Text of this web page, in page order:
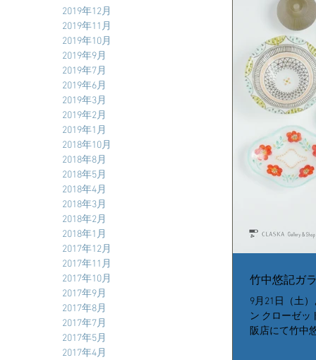
竹中悠記ガ
9月21日（土
ン クローゼッ
阪店にて竹中
2019年12月
2019年11月
2019年10月
2019年9月
2019年7月
2019年6月
2019年3月
2019年2月
2019年1月
2018年10月
2018年8月
2018年5月
2018年4月
2018年3月
2018年2月
2018年1月
2017年12月
2017年11月
2017年10月
2017年9月
2017年8月
2017年7月
2017年5月
2017年4月